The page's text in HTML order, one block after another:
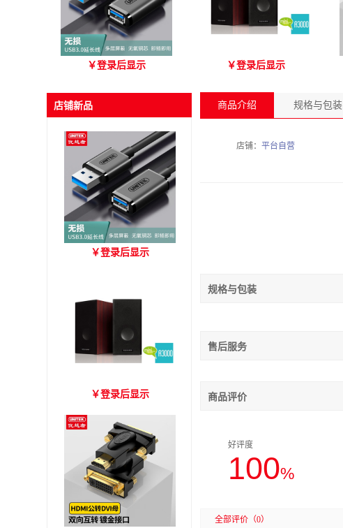
优越者Y-C479国标无氧铜
￥登录后显示 爱琴海 A3000 木质音箱
￥登录后显示
店铺新品
优越者Y-C479国标无氧铜
￥登录后显示
爱琴海 A3000 木质音箱
￥登录后显示
商品介绍 规格与包装
店铺： 平台自营
规格与包装
售后服务
商品评价
好评度
100%
全部评价 （0）